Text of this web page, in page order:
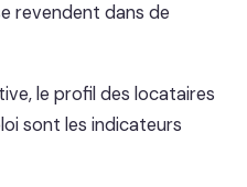
revendent dans de
le profil des locataires
sont les indicateurs